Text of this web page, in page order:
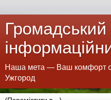
Громадський
Наша мета — Ваш комфорт
Ужгород